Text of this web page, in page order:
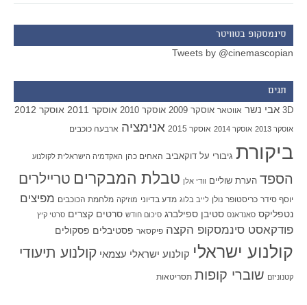
סינמסקופ בטוויטר
Tweets by @cinemascopian
תגים
3D אבי נשר אווטאר אוסקר 2009 אוסקר 2010 אוסקר 2011 אוסקר 2012
אוסקר 2013 אוסקר 2014 אוסקר 2015 אנימציה ארבעה כוכבים
ביקורת גיבורי על דוקאביב האחים כהן האקדמיה הישראלית לקולנוע
הספד הערת שוליים וודי אלן טבלת המבקרים טריילרים
יוסף סידר כריסטופר נולן לייב בלוג מדע בדיוני מוזיקה מלחמת הכוכבים מפיצים
נטפליקס סאנדאנס סטיבן ספילברג סיכום חודש סרטים קצרים סרטי קיץ
פודקאסט סינמסקופ הקצה פיקסאר פסטיבלים פסקולים
קולנוע ישראלי קולנוע ישראלי עצמאי קולנוע תיעודי
קטנוניזם שוברי קופות תסריטאות